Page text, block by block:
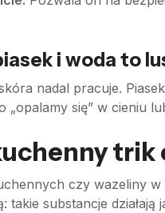
i woda to
nadal pracuje.
się” w cieniu
czy wazeliny
takie substancje